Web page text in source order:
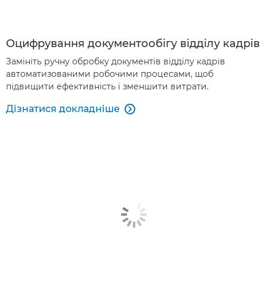
Оцифрування документообігу відділу кадрів
Замініть ручну обробку документів відділу кадрів
автоматизованими робочими процесами, щоб
підвищити ефективність і зменшити витрати.
Дізнатися докладніше 